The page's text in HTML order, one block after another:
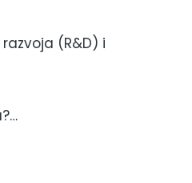
(R&D) i